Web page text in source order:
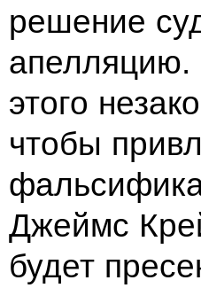
решение
апелляцию.
этого
чтобы
Джеймс
будет